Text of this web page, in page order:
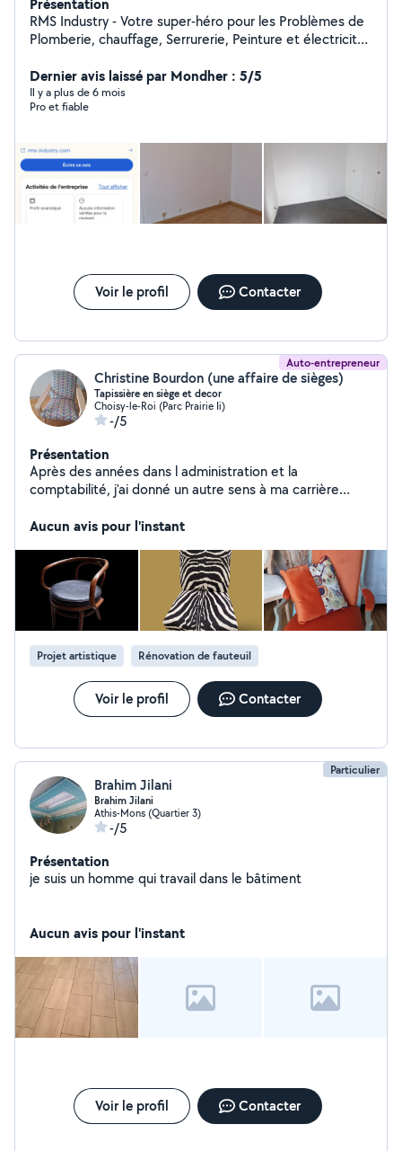
RMS Industry - Votre super-héro pour les Problèmes de
Plomberie, chauffage, Serrurerie, Peinture et électricité
nombreuses maisons de la noyade et de nombreuses
serrures de la détresses ! Vous cherchez un prix
abordable ? Je suis votre solution ! Chez RMS Industry,
Dernier avis laissé par Mondher : 5/5
Il y a plus de 6 mois
Pro et fiable
Voir le profil Contacter
Auto-entrepreneur
Christine Bourdon (une affaire de sièges)
Tapissière en siège et decor
Choisy-le-Roi (Parc Prairie Ii)
-/5
Présentation
Après des années dans l administration et la
comptabilité, j'ai donné un autre sens à ma carrière
Aucun avis pour l'instant
Projet artistique Rénovation de fauteuil
Voir le profil Contacter
Particulier
Brahim Jilani
Brahim Jilani
Athis-Mons (Quartier 3)
-/5
Présentation
je suis un homme qui travail dans le bâtiment
Aucun avis pour l'instant
Voir le profil Contacter